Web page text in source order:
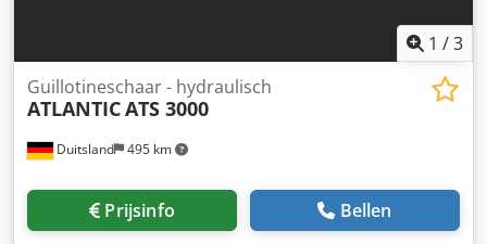
1 /3
Duitsland 495 km
Guillotineschaar - hydraulisch
ATLANTICATS 3000
Prijsinfo Bellen